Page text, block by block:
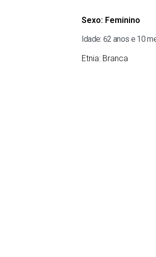
Sexo: Feminino
Idade: 62 anos e 10
Etnia: Branca